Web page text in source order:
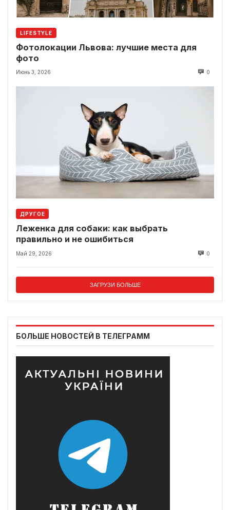
LIFESTYLE
Фотолокации Львова: лучшие места для
фото
Июнь 3, 2026 0
ДРУГОЕ
Леженка для собаки: как выбрать
правильно и не ошибиться
Май 29, 2026 0
ЗАГРУЗИ БОЛЬШЕ
БОЛЬШЕ НОВОСТЕЙ В ТЕЛЕГРАММ